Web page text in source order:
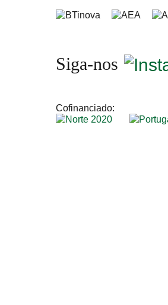
Siga-nos
Cofinanciado: